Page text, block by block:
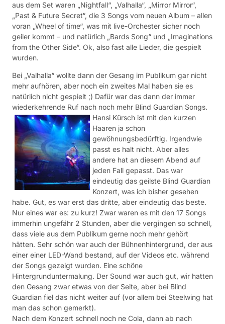
aus dem Set waren „Nightfall“, „Valhalla“, „Mirror Mirror“,
„Past & Future Secret“, die 3 Songs vom neuen Album – allen
voran „Wheel of time“, was mit live-Orchester sicher noch
geiler kommt – und natürlich „Bards Song“ und „Imaginations
from the Other Side“. Ok, also fast alle Lieder, die gespielt
wurden.
Bei „Valhalla“ wollte dann der Gesang im Publikum gar nicht
mehr aufhören, aber noch ein zweites Mal haben sie es
natürlich nicht gespielt ;) Dafür war das dann der immer
wiederkehrende Ruf nach noch mehr Blind Guardian Songs.
Hansi Kürsch ist mit den kurzen
Haaren ja schon
gewöhnungsbedürftig. Irgendwie
passt es halt nicht. Aber alles
andere hat an diesem Abend auf
jeden Fall gepasst. Das war
eindeutig das geilste Blind Guardian
Konzert, was ich bisher gesehen
habe. Gut, es war erst das dritte, aber eindeutig das beste.
Nur eines war es: zu kurz! Zwar waren es mit den 17 Songs
immerhin ungefähr 2 Stunden, aber die vergingen so schnell,
dass viele aus dem Publikum gerne noch mehr gehört
hätten. Sehr schön war auch der Bühnenhintergrund, der aus
einer einer LED-Wand bestand, auf der Videos etc. während
der Songs gezeigt wurden. Eine schöne
Hintergrunduntermalung. Der Sound war auch gut, wir hatten
den Gesang zwar etwas von der Seite, aber bei Blind
Guardian fiel das nicht weiter auf (vor allem bei Steelwing hat
man das schon gemerkt).
Nach dem Konzert schnell noch ne Cola, dann ab nach